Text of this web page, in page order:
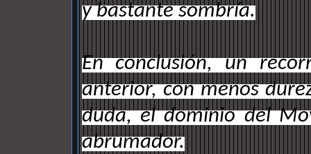
y bastante sombría.
En conclusión, un
anterior, con menos
duda, el dominio del
abrumador.